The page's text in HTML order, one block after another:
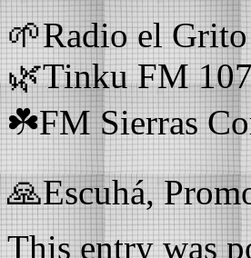
🌱Radio el
🌿Tinku FM
☘️FM Sierras
🙏Escuhá,
This entry was